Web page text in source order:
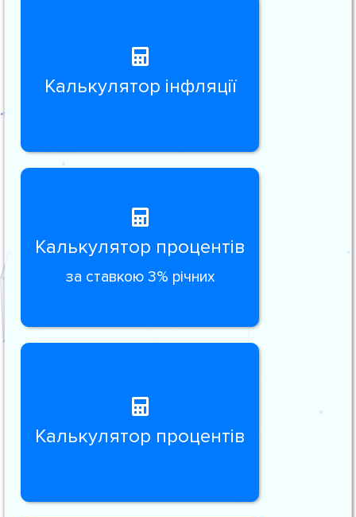
Калькулятор інфляції
Калькулятор процентів
за ставкою 3% річних
Калькулятор процентів